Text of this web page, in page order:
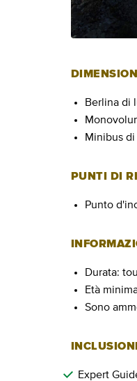
Berlina di
Minibus di
PUNTI DI
Punto
Durata:
Età
Sono
Expert